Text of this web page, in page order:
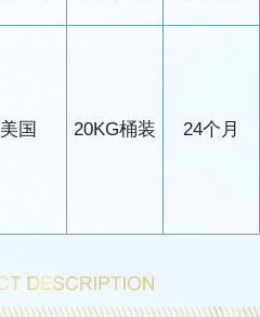
美国 20KG桶装 24个月